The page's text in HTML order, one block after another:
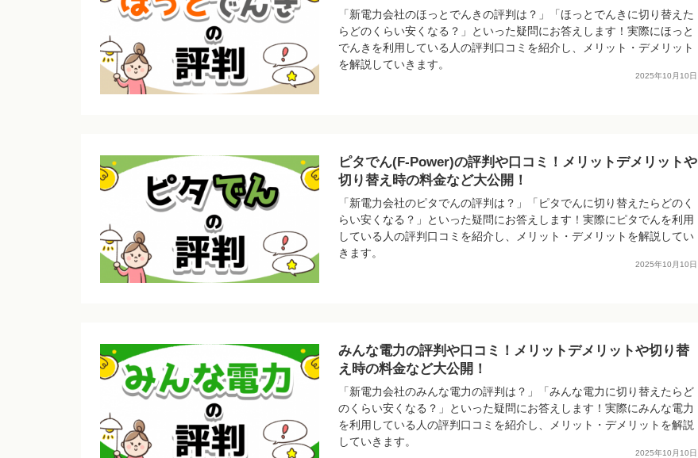
「新電力会社のほっとでんきの評判は？」「ほっとでんきに切り替えた
らどのくらい安くなる？」といった疑問にお答えします！実際にほっと
でんきを利用している人の評判口コミを紹介し、メリット・デメリット
を解説していきます。
2025年10月10日
ピタでん(F-Power)の評判や口コミ！メリットデメリットや
切り替え時の料金など大公開！
「新電力会社のピタでんの評判は？」「ピタでんに切り替えたらどのく
らい安くなる？」といった疑問にお答えします！実際にピタでんを利用
している人の評判口コミを紹介し、メリット・デメリットを解説してい
きます。
2025年10月10日
みんな電力の評判や口コミ！メリットデメリットや切り替
え時の料金など大公開！
「新電力会社のみんな電力の評判は？」「みんな電力に切り替えたらど
のくらい安くなる？」といった疑問にお答えします！実際にみんな電力
を利用している人の評判口コミを紹介し、メリット・デメリットを解説
していきます。
2025年10月10日